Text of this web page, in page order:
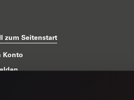
zum Seitenstart
Konto